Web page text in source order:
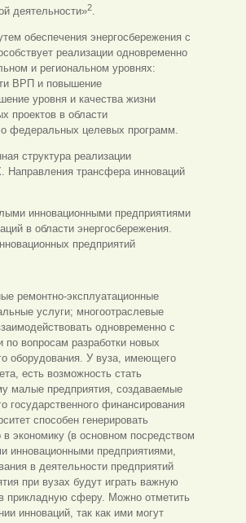
деятельности»2.
обеспечения энергосбережения с
реализации одновременно
и региональном уровнях:
ВРП и повышение
уровня и качества жизни
проектов в области
федеральных целевых программ.
структура реализации
Направления трансфера инноваций
инновационными предприятиями
в области энергосбережения.
предприятий
ремонтно-эксплуатационные
услуги; многоотраслевые
одновременно с
вопросам разработки новых
оборудования. У вуза, имеющего
есть возможность стать
малые предприятия, создаваемые
государственного финансирования
способен генерировать
экономику (в основном посредством
инновационными предприятиями,
в деятельности предприятий
при вузах будут играть важную
прикладную сферу. Можно отметить
инноваций, так как ими могут